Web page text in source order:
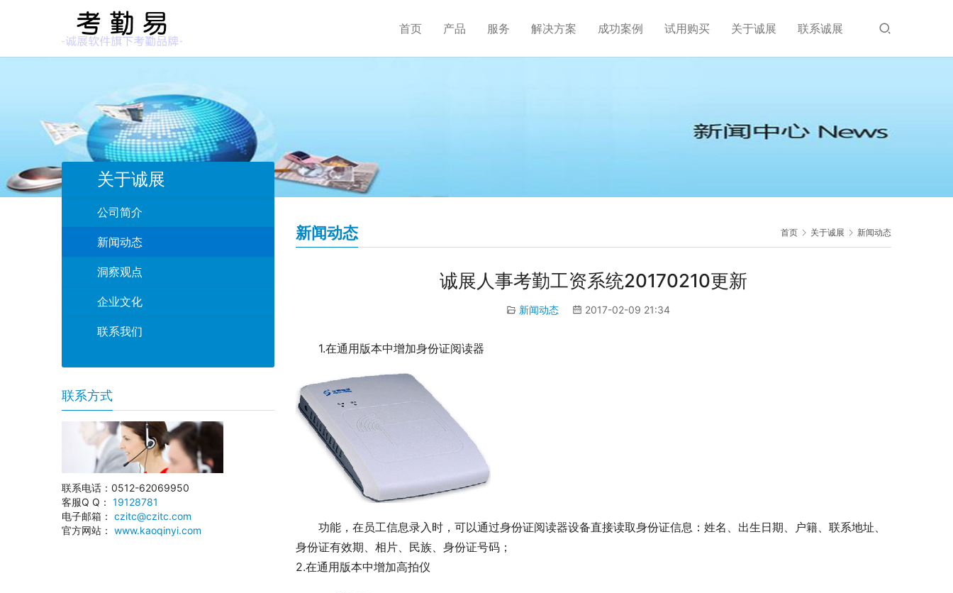
首页 产品 服务 解决方案 成功案例 试用购买 关于诚展 联系诚展
首页 关于诚展 新闻动态
新闻动态
诚展人事考勤工资系统20170210更新
新闻动态 2017-02-09 21:34
1.在通用版本中增加身份证阅读器
功能，在员工信息录入时，可以通过身份证阅读器设备直接读取身份证信息：姓名、出生日期、户籍、联系地址、
身份证有效期、相片、民族、身份证号码；
2.在通用版本中增加高拍仪
关于诚展
公司简介
新闻动态
洞察观点
企业文化
联系我们
联系方式
联系电话：0512-62069950
客服Q Q： 19128781
电子邮箱： czitc@czitc.com
官方网站： www.kaoqinyi.com